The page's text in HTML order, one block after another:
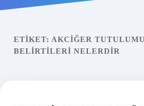
Yasal Uyarı
ETIKET: AKCIĞER TUTULUMU
BELIRTILERI NELERDIR